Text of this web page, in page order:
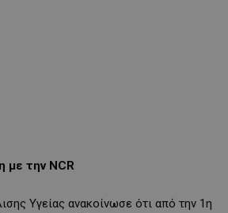
με την NCR
Υγείας ανακοίνωσε ότι από την 1η